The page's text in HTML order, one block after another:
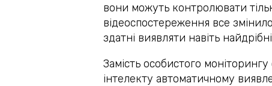
вони можуть контролювати
відеоспостереження все
здатні виявляти навіть
Замість особистого
інтелекту автоматичному